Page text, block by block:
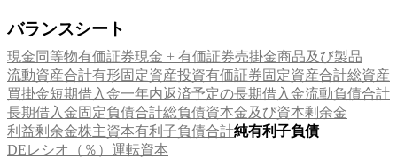
バランスシート
現金同等物有価証券現金 + 有価証券売掛金商品及び製品
流動資産合計有形固定資産投資有価証券固定資産合計総資産
買掛金短期借入金一年内返済予定の長期借入金流動負債合計
長期借入金固定負債合計総負債資本金及び資本剰余金
利益剰余金株主資本有利子負債合計純有利子負債
DEレシオ（％） 運転資本